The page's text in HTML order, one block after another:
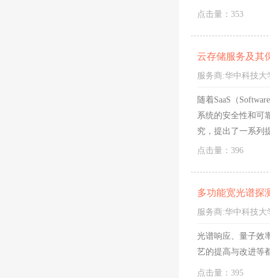
点击量：353
云存储服务及其
服务商:华中科技大
随着SaaS（
系统的安全性和可
究，提出了一系列
点击量：396
多功能宽光谱探
服务商:华中科技大
光谱响应、量子效
艺的提高与改进等
点击量：395